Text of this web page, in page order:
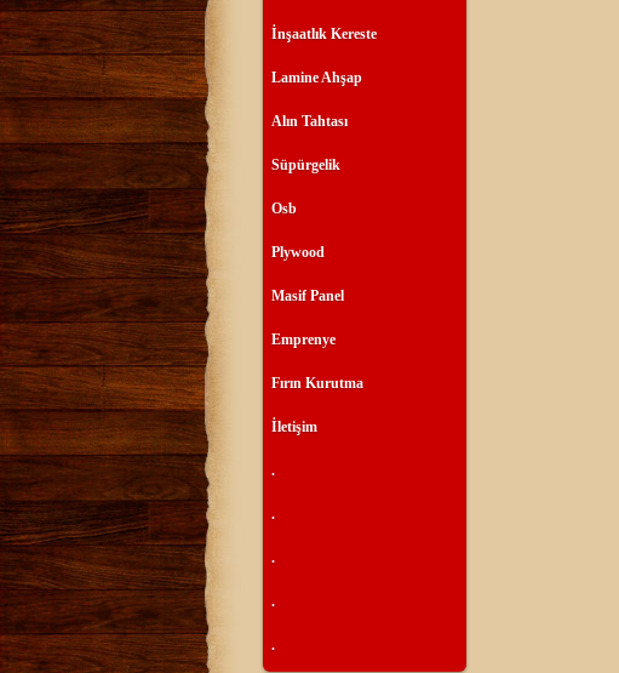
İnşaatlık Kereste
Lamine Ahşap
Alın Tahtası
Süpürgelik
Osb
Plywood
Masif Panel
Emprenye
Fırın Kurutma
İletişim
.
.
.
.
.